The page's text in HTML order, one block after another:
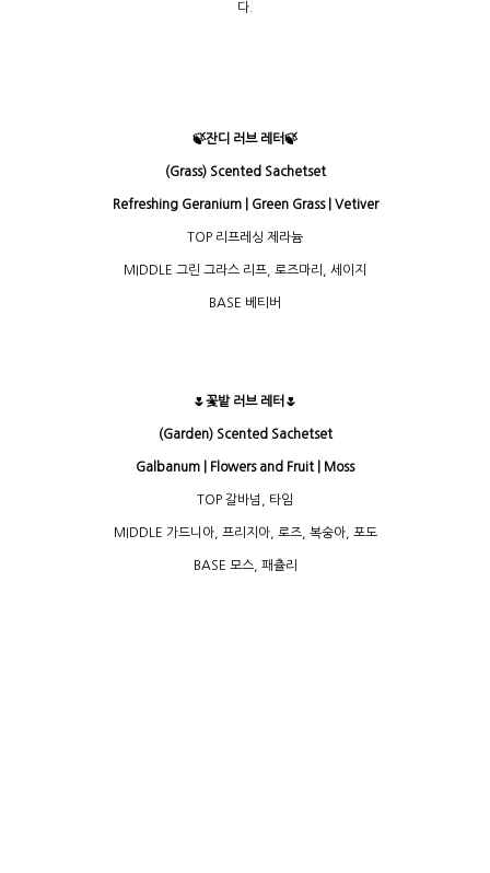
다.
🍃잔디 러브 레터🍃
(Grass) Scented Sachetset
Refreshing Geranium | Green Grass | Vetiver
TOP 리프레싱 제라늄
MIDDLE 그린 그라스 리프, 로즈마리, 세이지
BASE 베티버
🌷꽃밭 러브 레터🌷
(Garden) Scented Sachetset
Galbanum | Flowers and Fruit | Moss
TOP 갈바넘, 타임
MIDDLE 가드니아, 프리지아, 로즈, 복숭아, 포도
BASE 모스, 패츌리